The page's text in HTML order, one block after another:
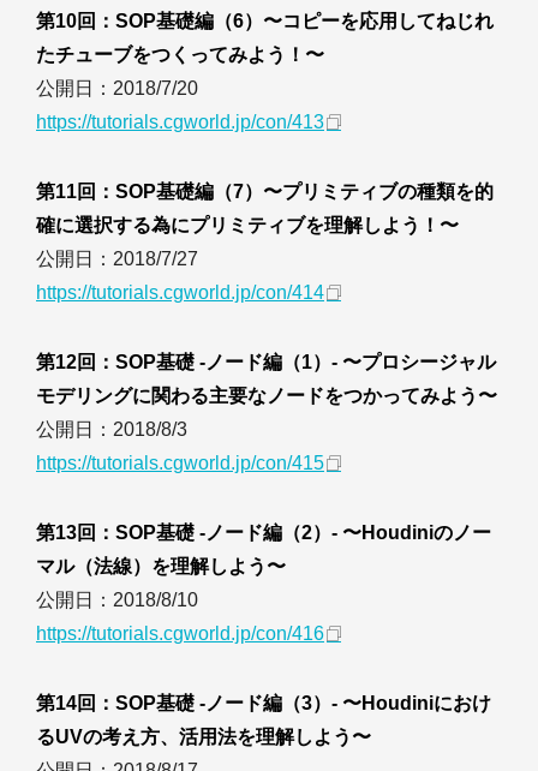
第10回：SOP基礎編（6）〜コピーを応用してねじれ
たチューブをつくってみよう！〜
公開日：2018/7/20
https://tutorials.cgworld.jp/con/413
第11回：SOP基礎編（7）〜プリミティブの種類を的
確に選択する為にプリミティブを理解しよう！〜
公開日：2018/7/27
https://tutorials.cgworld.jp/con/414
第12回：SOP基礎 -ノード編（1）- 〜プロシージャル
モデリングに関わる主要なノードをつかってみよう〜
公開日：2018/8/3
https://tutorials.cgworld.jp/con/415
第13回：SOP基礎 -ノード編（2）- 〜Houdiniのノー
マル（法線）を理解しよう〜
公開日：2018/8/10
https://tutorials.cgworld.jp/con/416
第14回：SOP基礎 -ノード編（3）- 〜Houdiniにおけ
るUVの考え方、活用法を理解しよう〜